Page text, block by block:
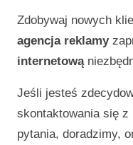
Zdobywaj nowych
agencja reklamy
internetową
Jeśli jesteś
skontaktowania się
pytania, doradzimy,